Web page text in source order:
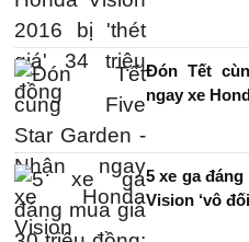
Đón Tết
ngay xe
5 xe ga
Vision ‘vô